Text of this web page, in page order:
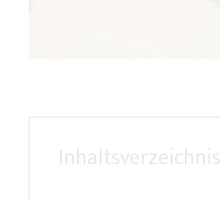
Inhaltsverzeichnis